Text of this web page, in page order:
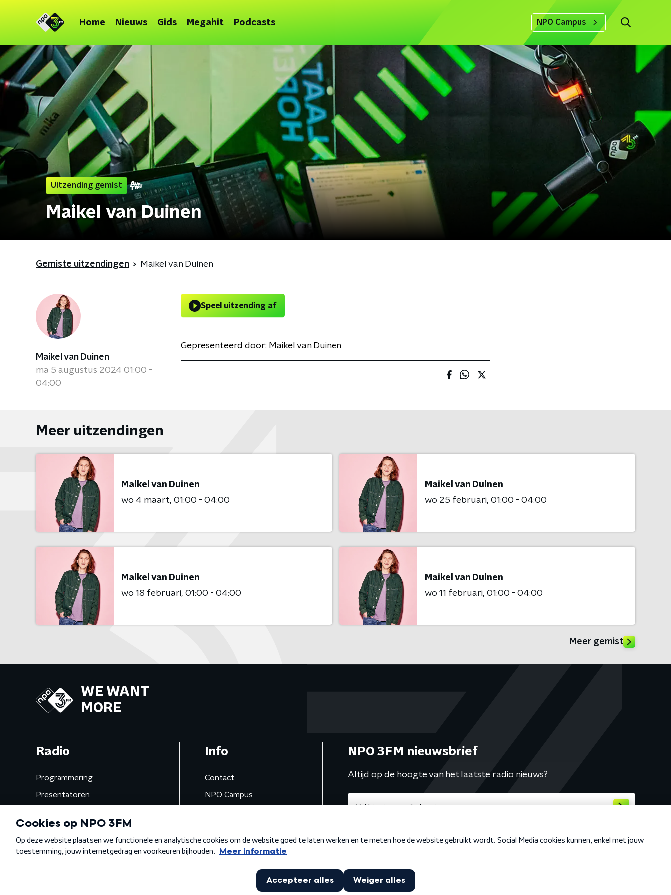
Home Nieuws Gids Megahit Podcasts NPO Campus
Uitzending gemist
Maikel van Duinen
Gemiste uitzendingen Maikel van Duinen
Maikel van Duinen
ma 5 augustus 2024 01:00 -
04:00
Speel uitzending af
Gepresenteerd door: Maikel van Duinen
Meer uitzendingen
Maikel van Duinen
wo 4 maart 01:00 - 04:00
Maikel van Duinen
wo 25 februari 01:00 - 04:00
Maikel van Duinen
wo 18 februari 01:00 - 04:00
Maikel van Duinen
wo 11 februari 01:00 - 04:00
Meer gemist
WE WANT
MORE
Radio
Programmering
Presentatoren
Gemist
Info
Contact
NPO Campus
NPO 3FM nieuwsbrief
Altijd op de hoogte van het laatste radio nieuws?
Algemene voorwaarden Privacybeleid